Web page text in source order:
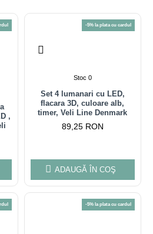
,
-5% la plata cu cardul
Stoc 0
Set 4 lumanari cu LED,
flacara 3D, culoare alb,
timer, Veli Line Denmark
89,25 RON
ADAUGĂ ÎN COŞ
-5% la plata cu cardul